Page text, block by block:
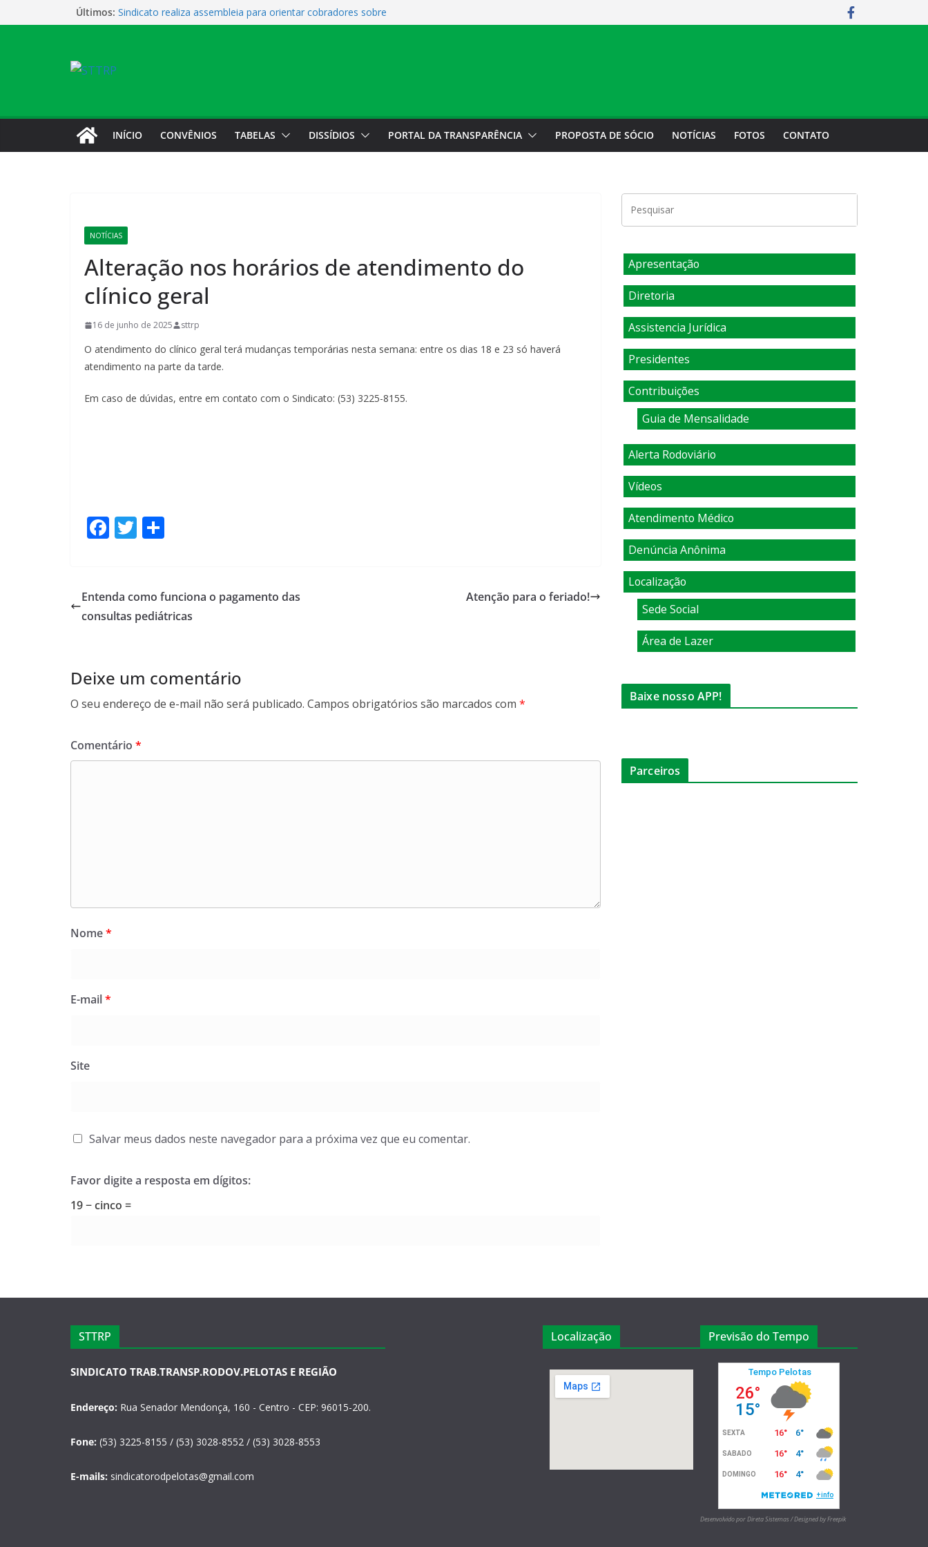
Últimos: Sindicato realiza assembleia para orientar cobradores sobre
novas possibilidades de qualificação e recolocação
Sindicato homenageia a categoria pelo Dia do Motorista
INÍCIO
CONVÊNIOS TABELAS DISSÍDIOS PORTAL DA TRANSPARÊNCIA PROPOSTA DE SÓCIO NOTÍCIAS FOTOS CONTATO
NOTÍCIAS
Alteração nos horários de atendimento do
clínico geral
16 de junho de 2025 sttrp
O atendimento do clínico geral terá mudanças temporárias nesta semana: entre os dias 18 e 23 só haverá
atendimento na parte da tarde.
Em caso de dúvidas, entre em contato com o Sindicato: (53) 3225-8155.
F
b
o
T
er e
Entenda como funciona o pagamento das
consultas pediátricas
Atenção para o feriado!
Deixe um comentário
O seu endereço de e-mail não será publicado. Campos obrigatórios são marcados com *
Comentário *
Nome*
E-mail*
Site
Salvar meus dados neste navegador para a próxima vez que eu comentar.
Favor digite a resposta em dígitos:
19 − cinco =
Apresentação
Diretoria
Assistencia Jurídica
Presidentes
Contribuições
Guia de Mensalidade
Alerta Rodoviário
Vídeos
Atendimento Médico
Denúncia Anônima
Localização
Sede Social
Área de Lazer
Baixe nosso APP!
Parceiros
STTRP
SINDICATO TRAB.TRANSP.RODOV.PELOTAS E REGIÃO
Endereço: Rua Senador Mendonça, 160 - Centro - CEP: 96015-200.
Fone: (53) 3225-8155 / (53) 3028-8552 / (53) 3028-8553
E-mails: sindicatorodpelotas@gmail.com
Localização Previsão do Tempo
Desenvolvido por Direta Sistemas /Designed by Freepik